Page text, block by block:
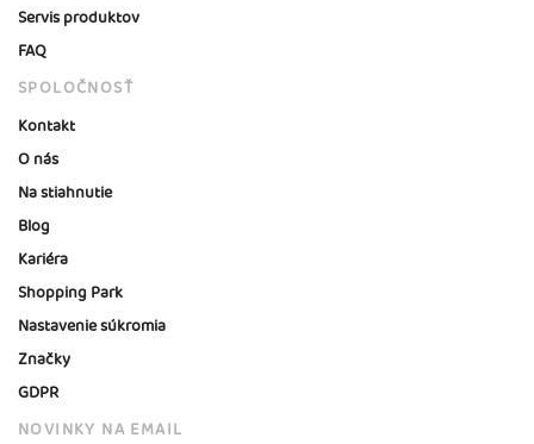
Servis produktov
FAQ
SPOLOČNOSŤ
Kontakt
O nás
Na stiahnutie
Blog
Kariéra
Shopping Park
Nastavenie súkromia
Značky
GDPR
NOVINKY NA EMAIL